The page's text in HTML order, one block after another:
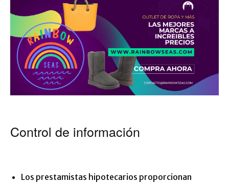
Control de información
Los prestamistas hipotecarios proporcionan